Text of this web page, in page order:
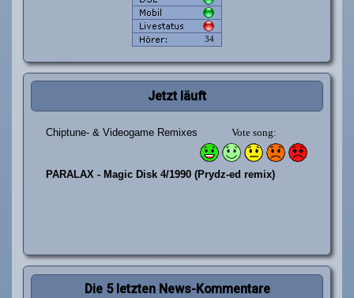
Jetzt läuft
Die 5 letzten News-Kommentare